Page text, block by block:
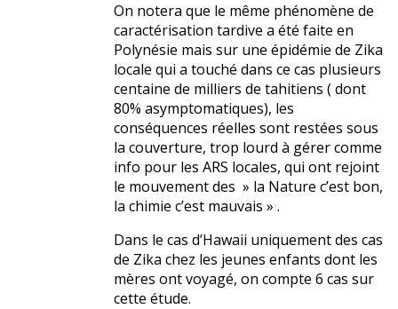
On notera que le même phénomène de
caractérisation tardive a été faite en
Polynésie mais sur une épidémie de Zika
locale qui a touché dans ce cas plusieurs
centaine de milliers de tahitiens ( dont
80% asymptomatiques), les
conséquences réelles sont restées sous
la couverture, trop lourd à gérer comme
info pour les ARS locales, qui ont rejoint
le mouvement des » la Nature c’est bon,
la chimie c’est mauvais » .
Dans le cas d’Hawaii uniquement des cas
de Zika chez les jeunes enfants dont les
mères ont voyagé, on compte 6 cas sur
cette étude.